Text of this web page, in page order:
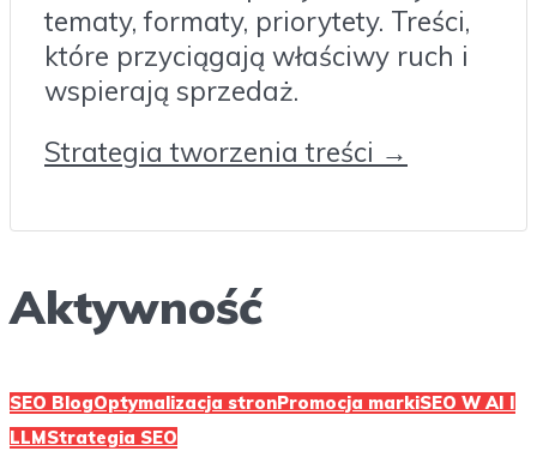
tematy, formaty, priorytety. Treści,
które przyciągają właściwy ruch i
wspierają sprzedaż.
Strategia tworzenia treści →
Aktywność
SEO BlogOptymalizacja stronPromocja markiSEO W AI I
LLM Strategia SEO